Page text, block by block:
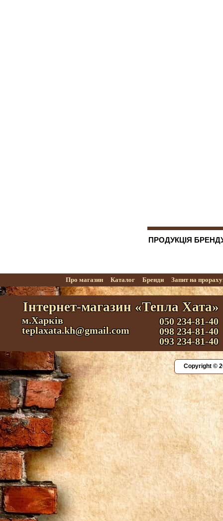
ПРОДУКЦІЯ
Про магазин Каталог Бренди Запит на
Інтернет-магазин «Тепла Хата»
м.Харків
teplaxata.kh@gmail.com
050 234-81-40
098 234-81-40
093 234-81-40
Copyright ©